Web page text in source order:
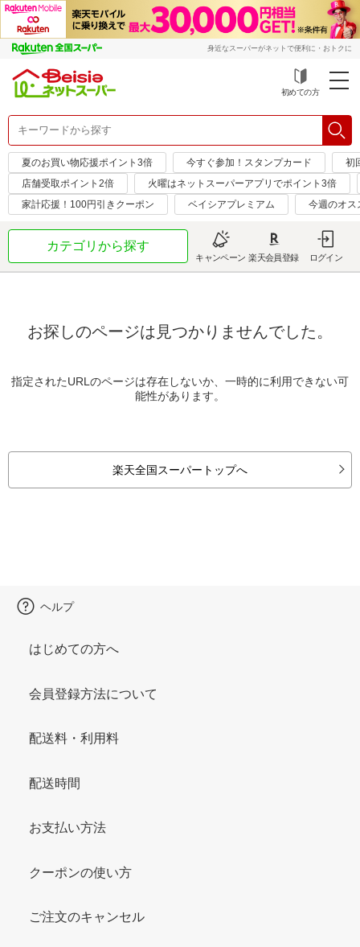
身近なスーパーがネットで便利に・おトクに
初めての方
夏のお買い物応援ポイント3倍 今すぐ参加！スタンプカード
初
店舗受取ポイント2倍
火曜はネットスーパーアプリでポイント3倍
家計応援！100円引きクーポン
ベイシアプレミアム 今週のオス
カテゴリから探す
キャンペーン 楽天会員登録 ログイン
お探しのページは見つかりませんでした。
指定されたURLのページは存在しないか、一時的に利用できない可
能性があります。
楽天全国スーパートップへ
ヘルプ
はじめての方へ
会員登録方法について
配送料・利用料
配送時間
お支払い方法
クーポンの使い方
ご注文のキャンセル